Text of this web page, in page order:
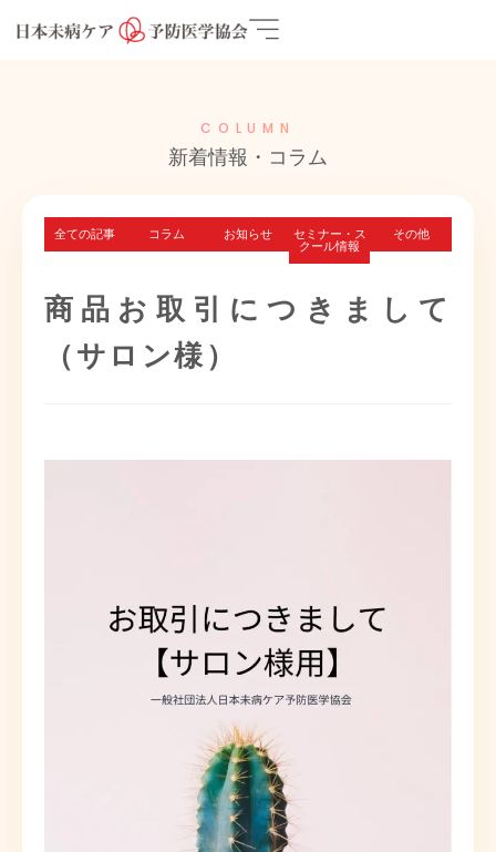
COLUMN
新着情報・コラム
全ての記事 コラム お知らせ セミナー・ス
クール情報
その他
商品お取引につきまして
（サロン様）